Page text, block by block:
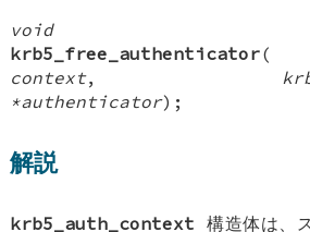
void
krb5_free_authenticator
context,
*authenticator);
解説
krb5_auth_context 構造体は、